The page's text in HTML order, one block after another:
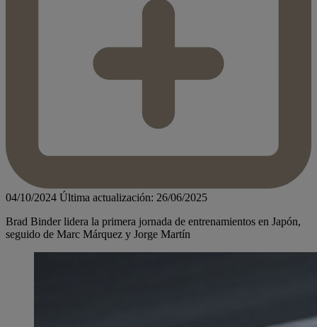
04/10/2024 Última actualización: 26/06/2025
Brad Binder lidera la primera jornada de entrenamientos en Japón,
seguido de Marc Márquez y Jorge Martín